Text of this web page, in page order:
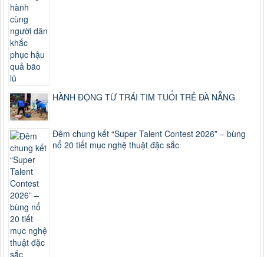
HÀNH ĐỘNG TỪ TRÁI TIM TUỔI TRẺ ĐÀ NẴNG
Đêm chung kết “Super Talent Contest 2026” – bùng
nổ 20 tiết mục nghệ thuật đặc sắc